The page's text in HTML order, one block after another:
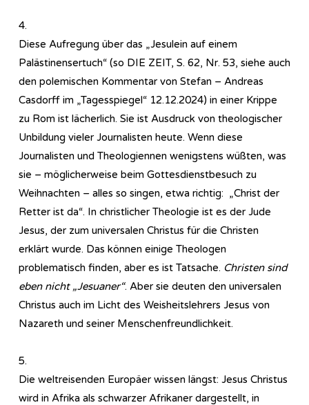
4.
Diese Aufregung über das „Jesulein auf einem
Palästinensertuch“ (so DIE ZEIT, S. 62, Nr. 53, siehe auch
den polemischen Kommentar von Stefan – Andreas
Casdorff im „Tagesspiegel“ 12.12.2024) in einer Krippe
zu Rom ist lächerlich. Sie ist Ausdruck von theologischer
Unbildung vieler Journalisten heute. Wenn diese
Journalisten und Theologiennen wenigstens wüßten, was
sie – möglicherweise beim Gottesdienstbesuch zu
Weihnachten – alles so singen, etwa richtig: „Christ der
Retter ist da“. In christlicher Theologie ist es der Jude
Jesus, der zum universalen Christus für die Christen
erklärt wurde. Das können einige Theologen
problematisch finden, aber es ist Tatsache. Christen sind
eben nicht „Jesuaner“. Aber sie deuten den universalen
Christus auch im Licht des Weisheitslehrers Jesus von
Nazareth und seiner Menschenfreundlichkeit.
5.
Die weltreisenden Europäer wissen längst: Jesus Christus
wird in Afrika als schwarzer Afrikaner dargestellt, in